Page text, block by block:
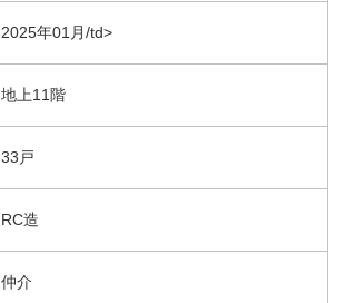
2025年01月/td>
地上11階
33戸
RC造
仲介